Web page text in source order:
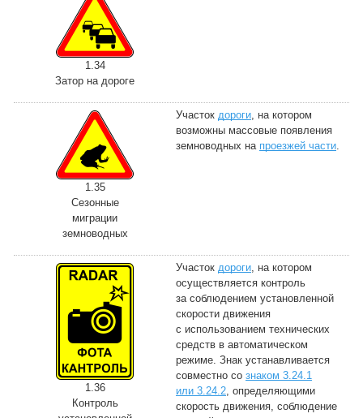
1.34
Затор на дороге
1.35
Сезонные
миграции
земноводных
Участок дороги, на котором
возможны массовые появления
земноводных на проезжей части.
1.36
Контроль
Участок дороги, на котором
осуществляется контроль
за соблюдением установленной
скорости движения
с использованием технических
средств в автоматическом
режиме. Знак устанавливается
совместно со знаком 3.24.1
или 3.24.2, определяющими
скорость движения, соблюдение